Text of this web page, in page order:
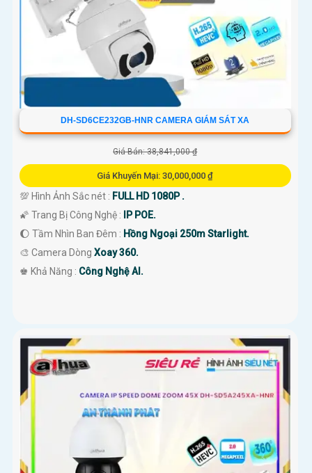
DH-SD6CE232GB-HNR CAMERA GIÁM SÁT XA
Giá Bán: 38,841,000 ₫
Giá Khuyến Mại: 30,000,000 ₫
💯 Hình Ảnh Sắc nét : FULL HD 1080P .
🌠 Trang Bị Công Nghệ :
IP POE.
🌔 Tầm Nhìn Ban Đêm : Hồng Ngoại 250m Starlight.
🎨 Camera Dòng Xoay 360.
️♚ Khả Năng : Công Nghệ AI.